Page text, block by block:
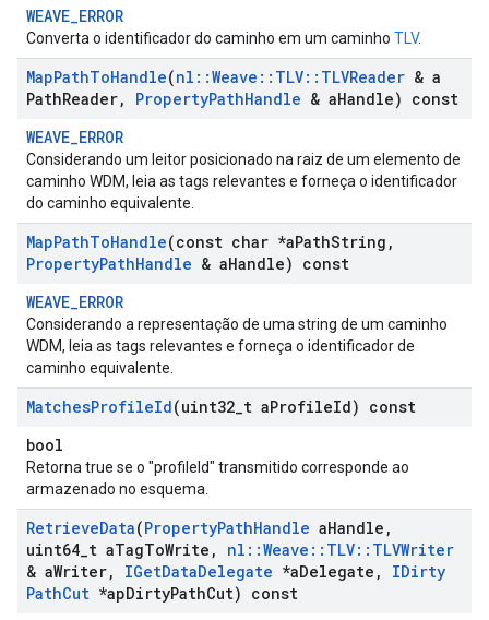
WEAVE_ERROR
Converta o identificador do caminho em um caminho TLV.
MapPathToHandle(nl ::Weave :: TLV:: TLVReader & a
PathReader, PropertyPathHandle & aHandle) const
WEAVE_ERROR
Considerando um leitor posicionado na raiz de um elemento de
caminho WDM, leia as tags relevantes e forneça o identificador
do caminho equivalente.
MapPathToHandle(const char *aPathString ,
PropertyPathHandle & aHandle) const
WEAVE_ERROR
Considerando a representação de uma string de um caminho
WDM, leia as tags relevantes e forneça o identificador de
caminho equivalente.
MatchesProfileId(uint32 t aProfileId) const
bool
Retorna true se o "profileId" transmitido corresponde ao
armazenado no esquema.
RetrieveData(PropertyPathHandle aHandle ,
uint64 t aTagToWrite , nl ::Weave :: TLV:: TLVWriter
& aWriter, IGetDataDelegate *aDelegate ,
IDirty
PathCut *apDirtyPathCut) const